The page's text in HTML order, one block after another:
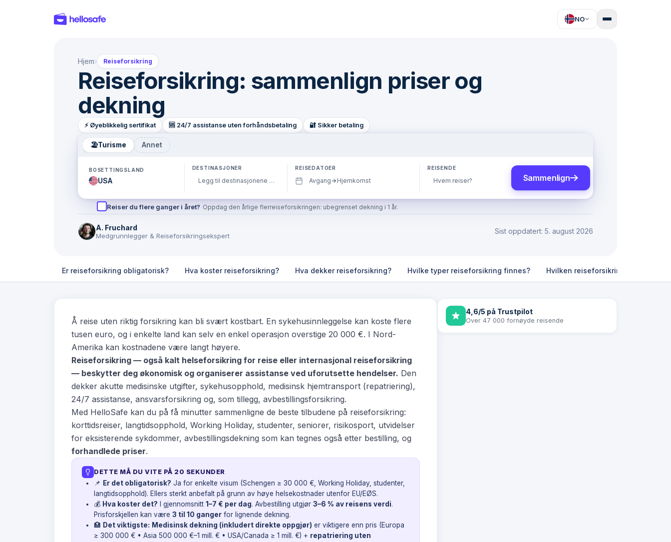
NO
Hjem› Reiseforsikring
Reiseforsikring: sammenlign priser og
dekning
⚡️ Øyeblikkelig sertifikat 🆘 24/7 assistanse uten forhåndsbetaling 🔐 Sikker betaling
🏖Turisme Annet
BOSETTINGSLAND DESTINASJONER REISEDATOER
Avgang Hjemkomst
REISENDE
Hvem reiser? Sammenlign
Reiser du flere ganger i året? Oppdag den årlige flerreiseforsikringen: ubegrenset dekning i 1 år.
A. Fruchard
Medgrunnlegger & Reiseforsikringsekspert
Sist oppdatert: 5. august 2026
Er reiseforsikring obligatorisk? Hva koster reiseforsikring? Hva dekker reiseforsikring? Hvilke typer reiseforsikring finnes? Hvilken reiseforsikring bør du
Å reise uten riktig forsikring kan bli svært kostbart. En sykehusinnleggelse kan koste flere
tusen euro, og i enkelte land kan selv en enkel operasjon overstige 20 000 €. I Nord-
Amerika kan kostnadene være langt høyere.
Reiseforsikring — også kalt helseforsikring for reise eller internasjonal reiseforsikring
— beskytter deg økonomisk og organiserer assistanse ved uforutsette hendelser. Den
dekker akutte medisinske utgifter, sykehusopphold, medisinsk hjemtransport (repatriering),
24/7 assistanse, ansvarsforsikring og, som tillegg, avbestillingsforsikring.
Med HelloSafe kan du på få minutter sammenligne de beste tilbudene på reiseforsikring:
korttidsreiser, langtidsopphold, Working Holiday, studenter, seniorer, risikosport, utvidelser
for eksisterende sykdommer, avbestillingsdekning som kan tegnes også etter bestilling, og
forhandlede priser.
DETTE MÅ DU VITE PÅ 20 SEKUNDER
📌 Er det obligatorisk? Ja for enkelte visum (Schengen ≥ 30 000 €, Working Holiday, studenter,
langtidsopphold). Ellers sterkt anbefalt på grunn av høye helsekostnader utenfor EU/EØS.
💰 Hva koster det? I gjennomsnitt 1–7 € per dag. Avbestilling utgjør 3–6 % av reisens verdi.
Prisforskjellen kan være 3 til 10 ganger for lignende dekning.
🏥 Det viktigste: Medisinsk dekning (inkludert direkte oppgjør) er viktigere enn pris (Europa
≥ 300 000 € • Asia 500 000 €–1 mill. € • USA/Canada ≥ 1 mill. €) + repatriering uten
4,6/5 på Trustpilot
Over 47 000 fornøyde reisende